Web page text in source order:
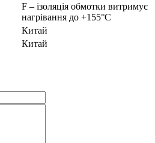
F – ізоляція обмотки витримує
нагрівання до +155°С
Китай
Китай